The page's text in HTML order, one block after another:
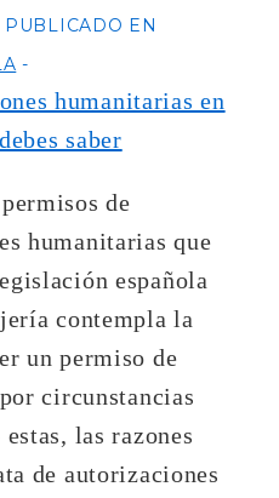
PUBLICADO EN
de
humanitarias que
española
contempla la
un permiso de
circunstancias
las razones
de autorizaciones